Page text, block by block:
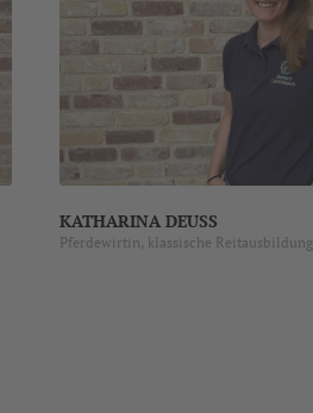
KATHARINA DEUSS
Pferdewirtin, klassische Reitausbildung